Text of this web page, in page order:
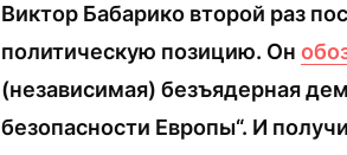
Виктор Бабарико второй раз
политическую позицию. Он
(независимая) безъядерная
безопасности Европы“. И